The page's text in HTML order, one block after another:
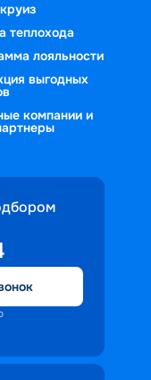
теплохода
лояльности
выгодных
компании и